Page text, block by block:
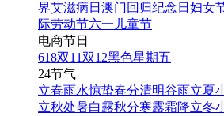
界艾滋病日 澳门回归纪念日 妇女
际劳动节六一儿童节
电商节日
618双11双12黑色星期五
24节气
立春雨水惊蛰春分清明谷雨立夏
立秋处暑白露秋分寒露霜降立冬